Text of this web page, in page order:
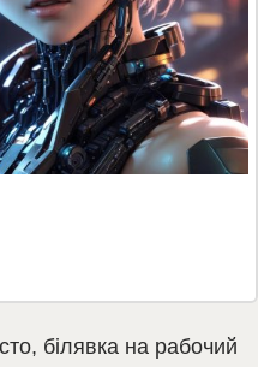
, білявка на рабочий